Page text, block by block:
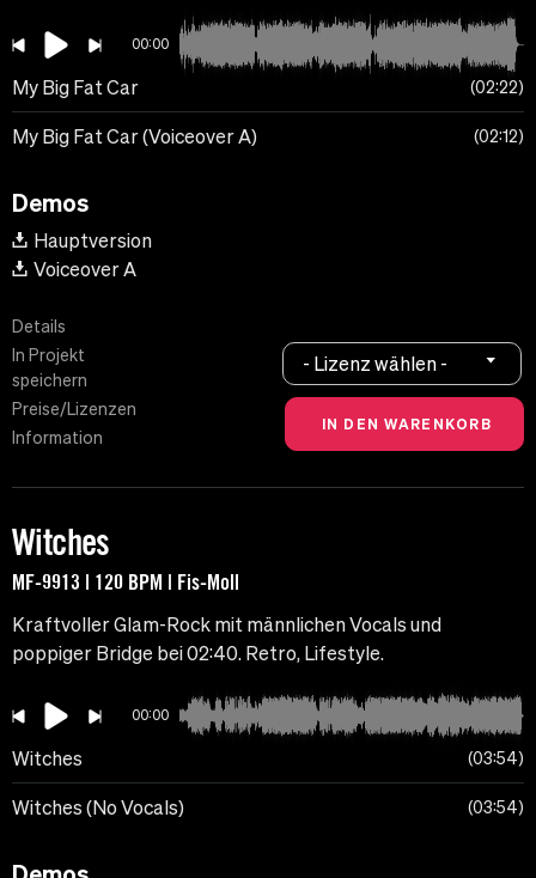
00:00
My Big Fat Car 02:22
My Big Fat Car (Voiceover A) 02:12
Demos
Hauptversion
Voiceover A
Details
In Projekt
speichern
Preise/Lizenzen
Information
- Lizenz wählen -
Witches
MF-9913 | 120 BPM | Fis-Moll
Kraftvoller Glam-Rock mit männlichen Vocals und
poppiger Bridge bei 02:40. Retro, Lifestyle.
00:00
Witches 03:54
Witches (No Vocals) 03:54